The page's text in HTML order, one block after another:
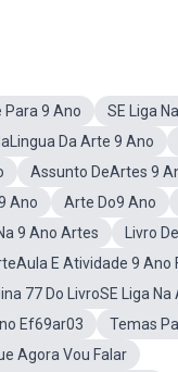
Para 9 Ano SE Liga
Da Arte 9 Ano
Assunto DeArtes 9
Ano Arte Do9 Ano
9 Ano Artes Livro
E Atividade 9 Ano
77 Do LivroSE Liga
Ef69ar03 Temas
Agora Vou Falar